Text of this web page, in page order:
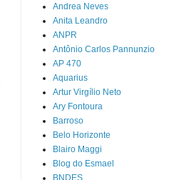
Andrea Neves
Anita Leandro
ANPR
Antônio Carlos Pannunzio
AP 470
Aquarius
Artur Virgílio Neto
Ary Fontoura
Barroso
Belo Horizonte
Blairo Maggi
Blog do Esmael